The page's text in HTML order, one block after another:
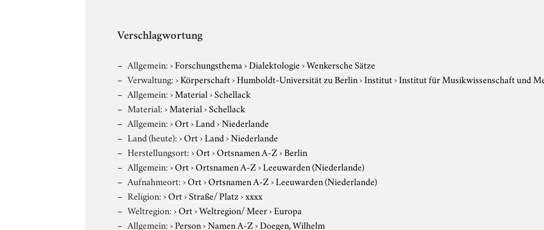
Verschlagwortung
Allgemein:›Forschungsthema›Dialektologie›Wenkersche Sätze
Verwaltung:›Körperschaft›Humboldt-Universität zu Berlin›Institut›Institut für Musikwissenschaft und
Allgemein:›Material›Schellack
Material:›Material›Schellack
Allgemein:›Ort›Land›Niederlande
Land (heute):›Ort›Land›Niederlande
Herstellungsort:›Ort›Ortsnamen A-Z›Berlin
Allgemein:›Ort›Ortsnamen A-Z›Leeuwarden (Niederlande)
Aufnahmeort:›Ort›Ortsnamen A-Z›Leeuwarden (Niederlande)
Religion:›Ort›Straße/ Platz›xxxx
Weltregion:›Ort›Weltregion/ Meer›Europa
Allgemein:›Person›Namen A-Z›Doegen, Wilhelm